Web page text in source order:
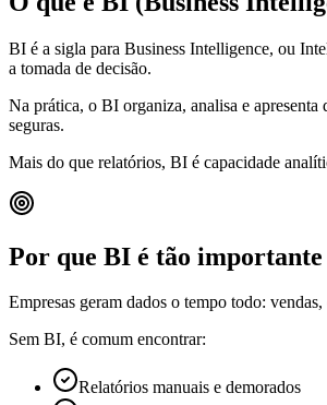
BI é a sigla para Business Intelligence, ou
a tomada de decisão.
Na prática, o BI organiza, analisa e
seguras.
Mais do que relatórios, BI é capacidade
Por que BI é tão importante
Empresas geram dados o tempo todo:
Sem BI, é comum encontrar:
Relatórios manuais e demorados